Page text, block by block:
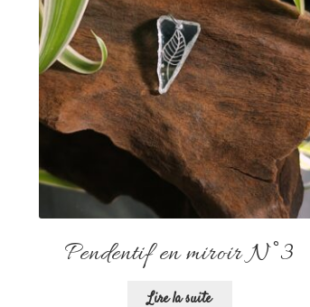
Pendentif en miroir N°3
Lire la suite